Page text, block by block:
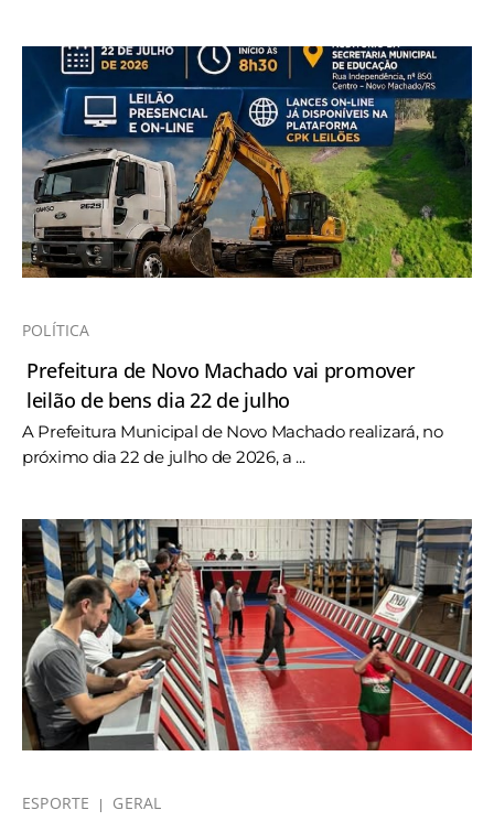
POLÍTICA
Prefeitura de Novo Machado vai promover
leilão de bens dia 22 de julho
A Prefeitura Municipal de Novo Machado realizará, no
próximo dia 22 de julho de 2026, a ...
ESPORTE GERAL